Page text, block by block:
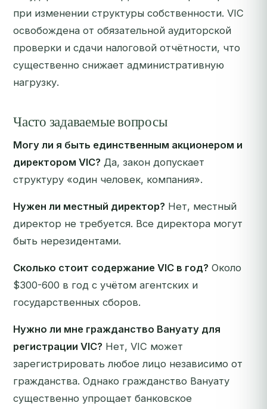
при изменении структуры собственности. VIC
освобождена от обязательной аудиторской
проверки и сдачи налоговой отчётности, что
существенно снижает административную
нагрузку.
Часто задаваемые вопросы
Могу ли я быть единственным акционером и
директором VIC? Да, закон допускает
структуру «один человек, компания».
Нужен ли местный директор? Нет, местный
директор не требуется. Все директора могут
быть нерезидентами.
Сколько стоит содержание VIC в год? Около
$300-600 в год с учётом агентских и
государственных сборов.
Нужно ли мне гражданство Вануату для
регистрации VIC? Нет, VIC может
зарегистрировать любое лицо независимо от
гражданства. Однако гражданство Вануату
существенно упрощает банковское